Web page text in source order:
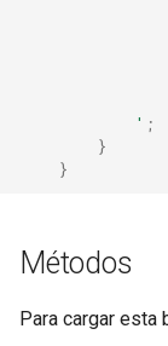
dynamic-etag
(opt)
            '
;
}
}
Métodos
Para cargar esta